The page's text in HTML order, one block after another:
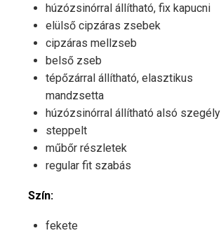
húzózsinórral állítható, fix kapucni
elülső cipzáras zsebek
cipzáras mellzseb
belső zseb
tépőzárral állítható, elasztikus
mandzsetta
húzózsinórral állítható alsó szegély
steppelt
műbőr részletek
regular fit szabás
Szín:
fekete